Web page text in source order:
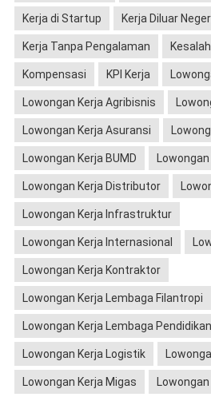
Kerja di Startup Kerja Diluar
Kerja Tanpa Pengalaman
Kompensasi KPI Kerja
Lowongan Kerja Agribisnis
Lowongan Kerja Asuransi
Lowongan Kerja BUMD Lowongan
Lowongan Kerja Distributor
Lowongan Kerja Infrastruktur
Lowongan Kerja Internasional
Lowongan Kerja Kontraktor
Lowongan Kerja Lembaga Filantropi
Lowongan Kerja Lembaga Pendidikan
Lowongan Kerja Logistik
Lowongan Kerja Migas